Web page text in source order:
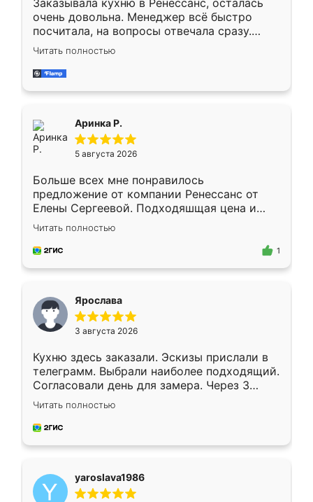
Заказывала кухню в Ренессанс, осталась
очень довольна. Менеджер всё быстро
посчитала, на вопросы отвечала сразу.
Замерщик приехал в субботу, подошёл к
делу со всей ответственностью. Собрали
за день, ребята работали аккуратно, даже
Читать полностью
Аринка Р.
5 августа 2026
Больше всех мне понравилось
предложение от компании Ренессанс от
Елены Сергеевой. Подходяшщая цена и
короткие сроки изготовления. Приехавший
для замера сотрудник Владислав
предложил по моему эскизу самый
Читать полностью
1
Ярослава
3 августа 2026
Кухню здесь заказали. Эскизы прислали в
телеграмм. Выбрали наиболее подходящий.
Согласовали день для замера. Через 3
недели кухня была уже готова. Остались
довольны работой. Спасибо Ренессанс
мебель за качественную работу!
Читать полностью
yaroslava1986